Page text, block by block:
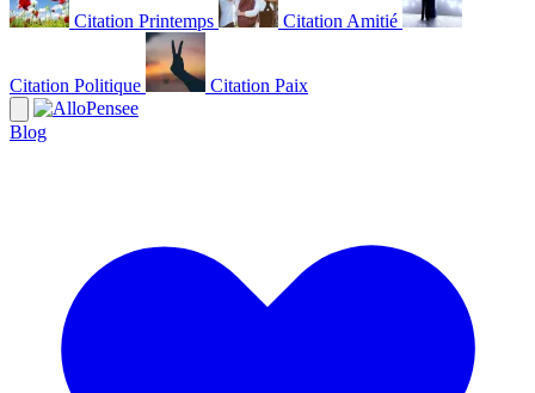
Citation Printemps Citation Amitié
Citation Politique Citation Paix
Blog